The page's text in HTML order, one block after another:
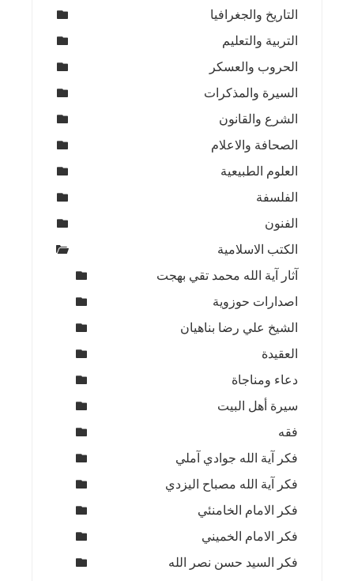
التاريخ والجغرافيا
التربية والتعليم
الحروب والعسكر
السيرة والمذكرات
الشرع والقانون
الصحافة والاعلام
العلوم الطبيعية
الفلسفة
الفنون
الكتب الاسلامية
آثار آية الله محمد تقي بهجت
اصدارات حوزوية
الشيخ علي رضا بناهيان
العقيدة
دعاء ومناجاة
سيرة أهل البيت
فقه
فكر آية الله جوادي آملي
فكر آية الله مصباح اليزدي
فكر الامام الخامنئي
فكر الامام الخميني
فكر السيد حسن نصر الله